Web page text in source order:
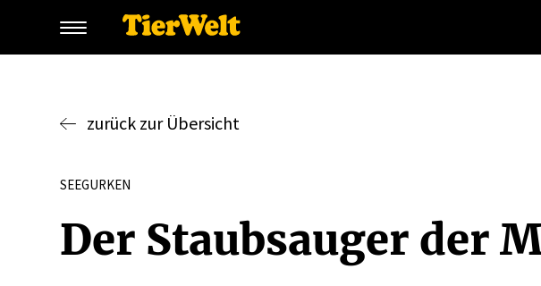
zurück zur Übersicht
SEEGURKEN
Der Staub­sauger der